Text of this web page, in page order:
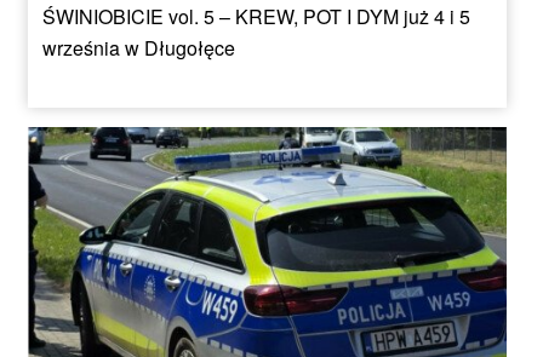
ŚWINIOBICIE vol. 5 – KREW, POT I DYM już 4 i 5
września w Długołęce